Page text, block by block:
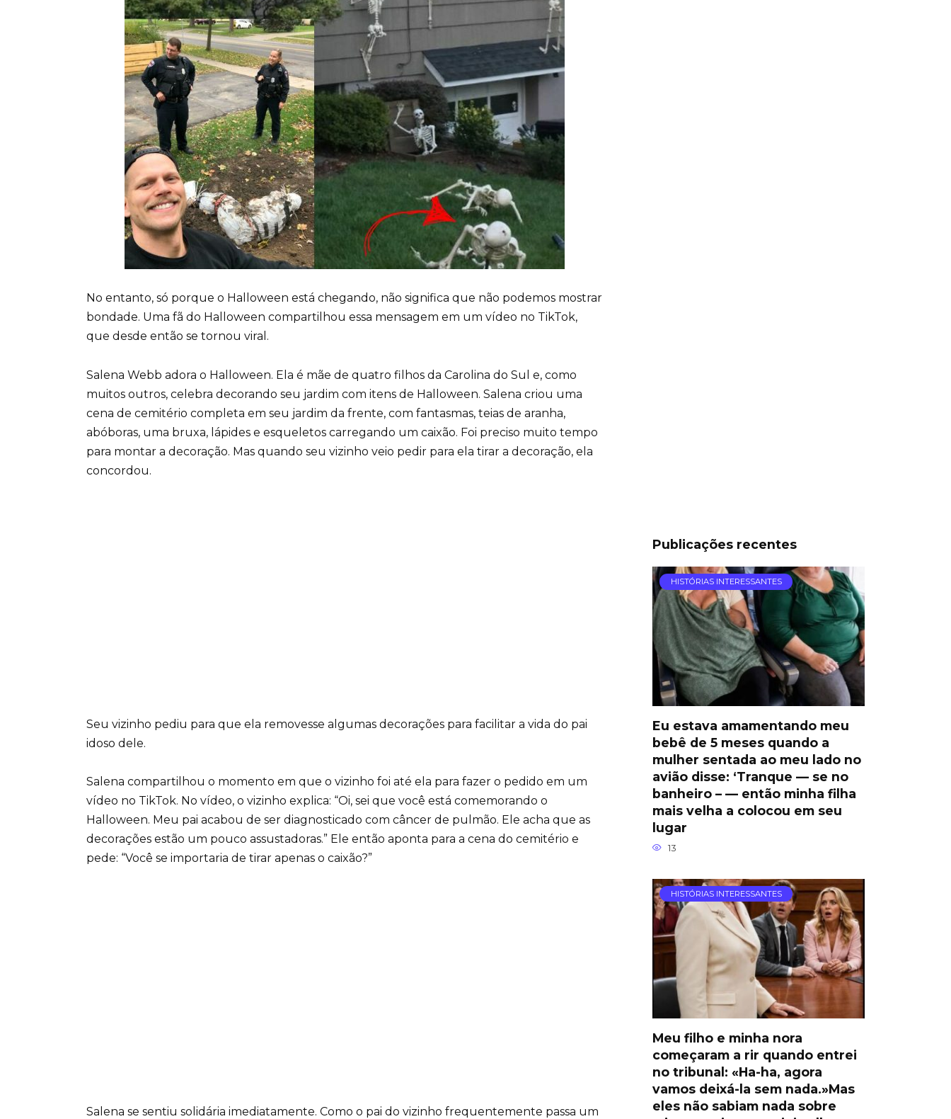
No entanto, só porque o Halloween está chegando, não significa que não podemos mostrar
bondade. Uma fã do Halloween compartilhou essa mensagem em um vídeo no TikTok,
que desde então se tornou viral.
Salena Webb adora o Halloween. Ela é mãe de quatro filhos da Carolina do Sul e, como
muitos outros, celebra decorando seu jardim com itens de Halloween. Salena criou uma
cena de cemitério completa em seu jardim da frente, com fantasmas, teias de aranha,
abóboras, uma bruxa, lápides e esqueletos carregando um caixão. Foi preciso muito tempo
para montar a decoração. Mas quando seu vizinho veio pedir para ela tirar a decoração, ela
concordou.
Seu vizinho pediu para que ela removesse algumas decorações para facilitar a vida do pai
idoso dele.
Salena compartilhou o momento em que o vizinho foi até ela para fazer o pedido em um
vídeo no TikTok. No vídeo, o vizinho explica: “Oi, sei que você está comemorando o
Halloween. Meu pai acabou de ser diagnosticado com câncer de pulmão. Ele acha que as
decorações estão um pouco assustadoras.” Ele então aponta para a cena do cemitério e
pede: “Você se importaria de tirar apenas o caixão?”
Salena se sentiu solidária imediatamente. Como o pai do vizinho frequentemente passa um
Publicações recentes
HISTÓRIAS INTERESSANTES
Eu estava amamentando meu
bebê de 5 meses quando a
mulher sentada ao meu lado no
avião disse: ‘Tranque — se no
banheiro – — então minha filha
mais velha a colocou em seu
lugar
13
HISTÓRIAS INTERESSANTES
Meu filho e minha nora
começaram a rir quando entrei
no tribunal: «Ha-ha, agora
vamos deixá-la sem nada.»Mas
eles não sabiam nada sobre